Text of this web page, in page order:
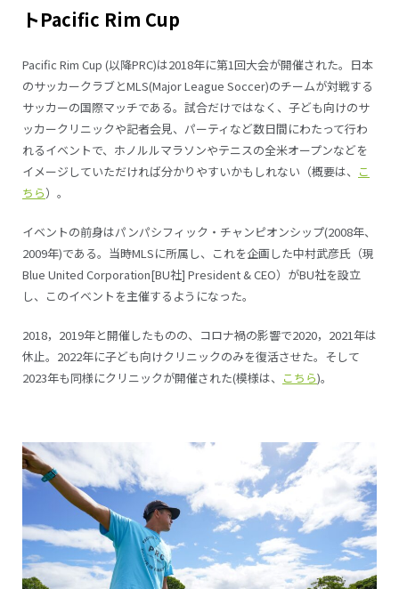
トPacific Rim Cup
Pacific Rim Cup (以降PRC)は2018年に第1回大会が開催された。日本
のサッカークラブとMLS(Major League Soccer)のチームが対戦する
サッカーの国際マッチである。試合だけではなく、子ども向けのサ
ッカークリニックや記者会見、パーティなど数日間にわたって行わ
れるイベントで、ホノルルマラソンやテニスの全米オープンなどを
イメージしていただければ分かりやすいかもしれない（概要は、 こ
ちら）。
イベントの前身はパンパシフィック・チャンピオンシップ(2008年、
2009年)である。当時MLSに所属し、これを企画した中村武彦氏（現
Blue United Corporation[BU社] President & CEO）がBU社を設立
し、このイベントを主催するようになった。
2018，2019年と開催したものの、コロナ禍の影響で2020，2021年は
休止。2022年に子ども向けクリニックのみを復活させた。そして
2023年も同様にクリニックが開催された(模様は、 こちら)。